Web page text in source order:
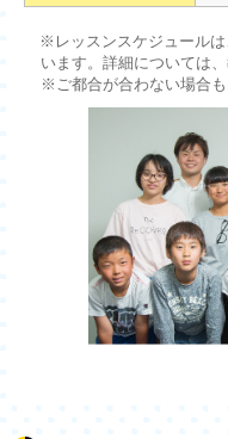
※レッスンスケジュールは
います。詳細については
※ご都合が合わない場合も